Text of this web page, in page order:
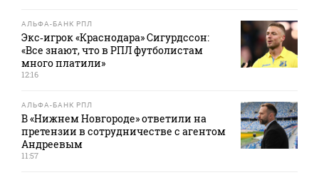
АЛЬФА-БАНК РПЛ
Экс‑игрок «Краснодара» Сигурдссон:
«Все знают, что в РПЛ футболистам
много платили»
12:16
АЛЬФА-БАНК РПЛ
В «Нижнем Новгороде» ответили на
претензии в сотрудничестве с агентом
Андреевым
11:57